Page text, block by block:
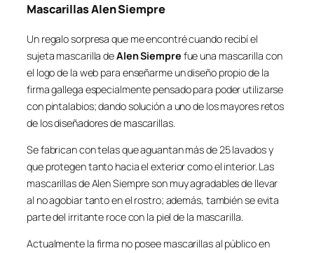
Mascarillas Alen Siempre
Un regalo sorpresa que me encontré cuando recibí el
sujeta mascarilla deAlen Siempre fue una mascarilla con
el logo de la web para enseñarme un diseño propio de la
firma gallega especialmente pensado para poder utilizarse
con pintalabios; dando solución a uno de los mayores retos
de los diseñadores de mascarillas.
Se fabrican con telas que aguantan más de 25 lavados y
que protegen tanto hacia el exterior como el interior. Las
mascarillas de Alen Siempre son muy agradables de llevar
al no agobiar tanto en el rostro; además, también se evita
parte del irritante roce con la piel de la mascarilla.
Actualmente la firma no posee mascarillas al público en